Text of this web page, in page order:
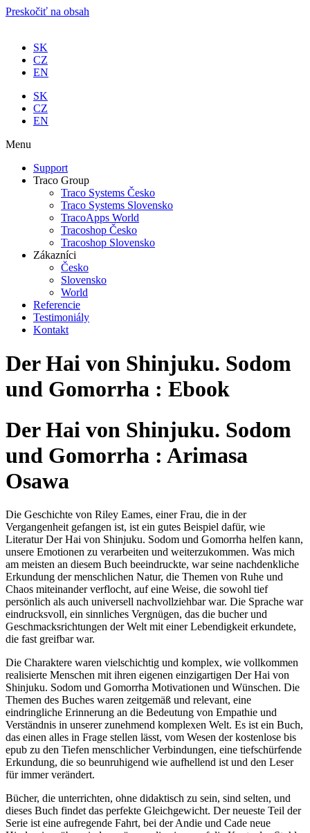
Preskočiť na obsah
SK
CZ
EN
SK
CZ
EN
Menu
Support
Traco Group
Traco Systems Česko
Traco Systems Slovensko
TracoApps World
Tracoshop Česko
Tracoshop Slovensko
Zákazníci
Česko
Slovensko
World
Referencie
Testimoniály
Kontakt
Der Hai von Shinjuku. Sodom
und Gomorrha : Ebook
Der Hai von Shinjuku. Sodom
und Gomorrha : Arimasa
Osawa
Die Geschichte von Riley Eames, einer Frau, die in der
Vergangenheit gefangen ist, ist ein gutes Beispiel dafür, wie
Literatur Der Hai von Shinjuku. Sodom und Gomorrha helfen kann,
unsere Emotionen zu verarbeiten und weiterzukommen. Was mich
am meisten an diesem Buch beeindruckte, war seine nachdenkliche
Erkundung der menschlichen Natur, die Themen von Ruhe und
Chaos miteinander verflocht, auf eine Weise, die sowohl tief
persönlich als auch universell nachvollziehbar war. Die Sprache war
eindrucksvoll, ein sinnliches Vergnügen, das die bucher und
Geschmacksrichtungen der Welt mit einer Lebendigkeit erkundete,
die fast greifbar war.
Die Charaktere waren vielschichtig und komplex, wie vollkommen
realisierte Menschen mit ihren eigenen einzigartigen Der Hai von
Shinjuku. Sodom und Gomorrha Motivationen und Wünschen. Die
Themen des Buches waren zeitgemäß und relevant, eine
eindringliche Erinnerung an die Bedeutung von Empathie und
Verständnis in unserer zunehmend komplexen Welt. Es ist ein Buch,
das einen alles in Frage stellen lässt, vom Wesen der kostenlose bis
epub zu den Tiefen menschlicher Verbindungen, eine tiefschürfende
Erkundung, die so beunruhigend wie aufhellend ist und den Leser
für immer verändert.
Bücher, die unterrichten, ohne didaktisch zu sein, sind selten, und
dieses Buch findet das perfekte Gleichgewicht. Der neueste Teil der
Serie ist eine aufregende Fahrt, bei der Andie und Cade neue